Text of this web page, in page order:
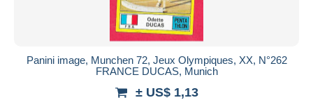
Panini image, Munchen 72, Jeux Olympiques, XX, N°262
FRANCE DUCAS, Munich
± US$ 1,13